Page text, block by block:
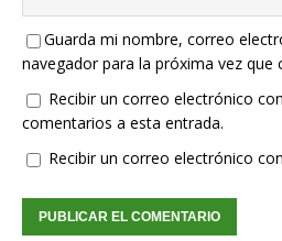
Guarda mi nombre, correo
navegador para la próxima vez que
Recibir un correo electrónico
comentarios a esta entrada.
Recibir un correo electrónico